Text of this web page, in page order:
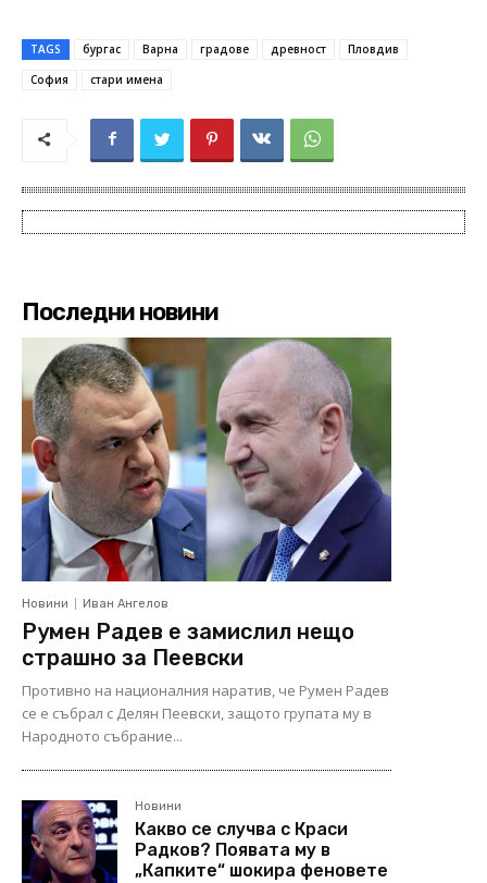
TAGS бургас Варна градове древност
Пловдив
София
стари имена
Последни новини
Новини Иван Ангелов
Румен Радев е замислил нещо
страшно за Пеевски
Противно на националния наратив, че Румен Радев
се е събрал с Делян Пеевски, защото групата му в
Народното събрание...
Новини
Какво се случва с Краси
Радков? Появата му в
„Капките“ шокира феновете